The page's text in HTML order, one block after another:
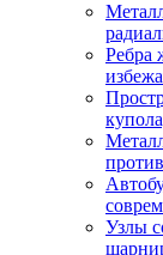
Ребра
Узлы